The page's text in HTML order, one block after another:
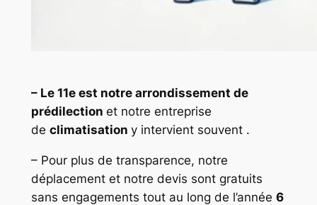
– Le 11e est notre arrondissement de
prédilection et notre entreprise
de climatisation y intervient souvent .
– Pour plus de transparence, notre
déplacement et notre devis sont gratuits
sans engagements tout au long de l’année 6